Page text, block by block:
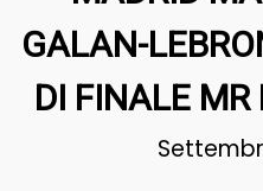
GALAN-
DI FINALE MR